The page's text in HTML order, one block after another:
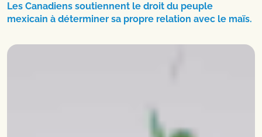
Les Canadiens soutiennent le droit du peuple
mexicain à déterminer sa propre relation avec le maïs.